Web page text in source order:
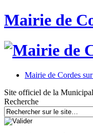
Mairie de
Mairie de Cordes
Site officiel de la
Recherche